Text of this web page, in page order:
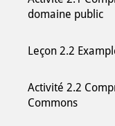
domaine public
Leçon 2.2
Activité 2.2
Commons